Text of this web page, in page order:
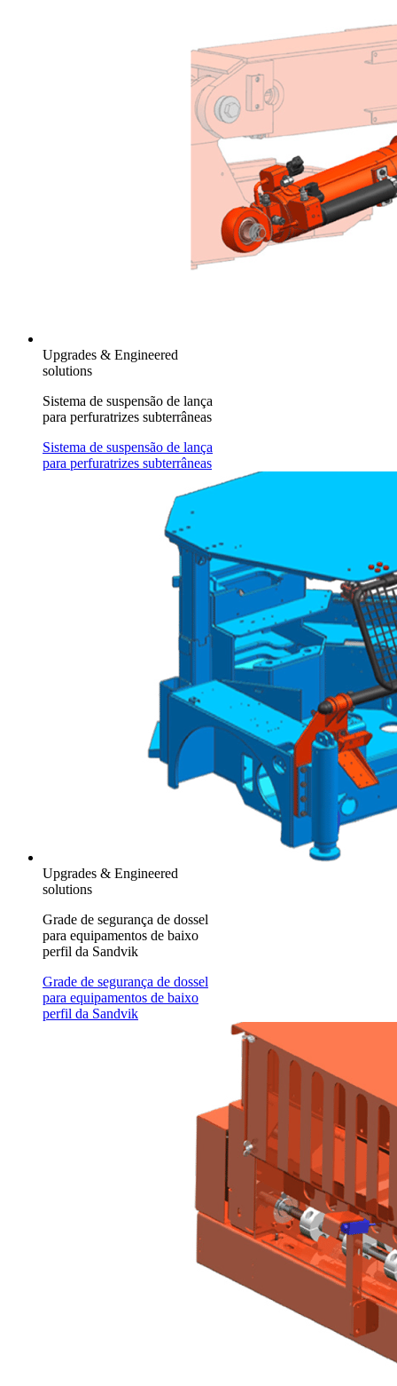
Upgrades & Engineered
solutions
Sistema de suspensão de lança
para perfuratrizes subterrâneas
Sistema de suspensão de lança
para perfuratrizes subterrâneas
Upgrades & Engineered
solutions
Grade de segurança de dossel
para equipamentos de baixo
perfil da Sandvik
Grade de segurança de dossel
para equipamentos de baixo
perfil da Sandvik